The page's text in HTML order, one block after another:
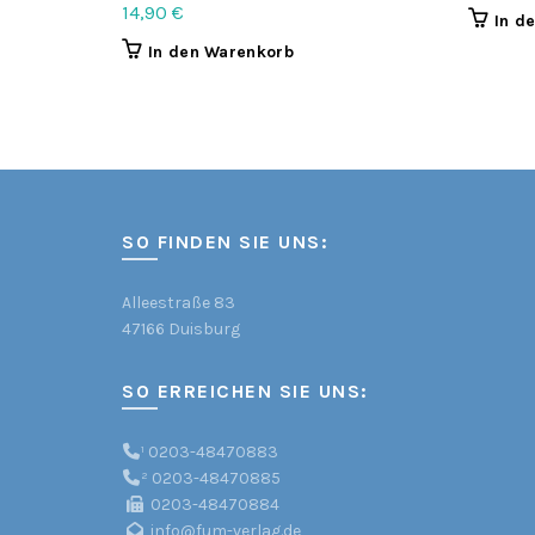
14,90 €
In den Warenkorb
In
SO FINDEN SIE UNS:
Alleestraße 83
47166 Duisburg
SO ERREICHEN SIE UNS:
¹ 0203-48470883
² 0203-48470885
0203-48470884
info@fum-verlag.de